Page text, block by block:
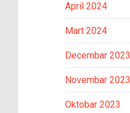
April 2024
Mart 2024
Decembar 2023
Novembar 2023
Oktobar 2023